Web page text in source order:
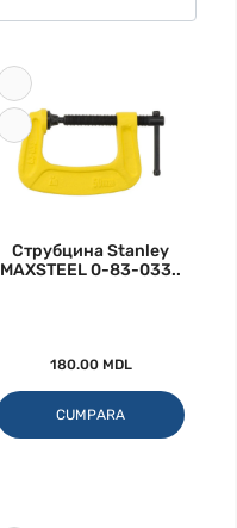
Струбцина Stanley
MAXSTEEL 0-83-033..
180.00 MDL
CUMPARA